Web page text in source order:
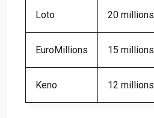
Loto 20 millions
EuroMillions 15 millions
Keno 12 millions